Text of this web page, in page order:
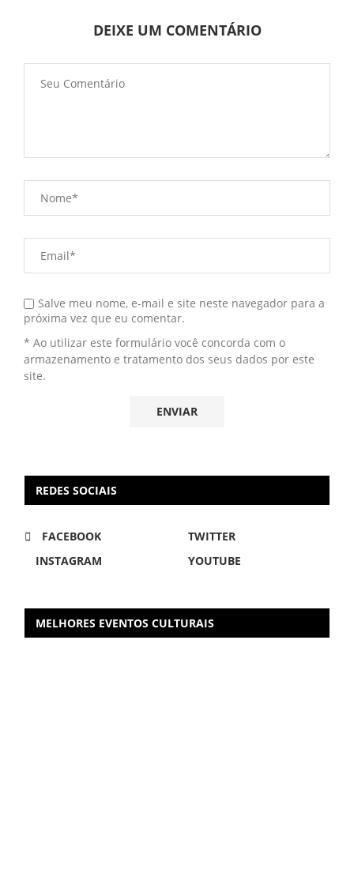
DEIXE UM COMENTÁRIO
Salve meu nome, e-mail e site neste navegador para a
próxima vez que eu comentar.
* Ao utilizar este formulário você concorda com o
armazenamento e tratamento dos seus dados por este
site.
REDES SOCIAIS
FACEBOOK
TWITTER
INSTAGRAM
YOUTUBE
MELHORES EVENTOS CULTURAIS